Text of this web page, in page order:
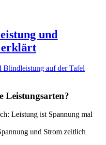
und
erklärt
Leistungsarten?
Leistung ist Spannung mal
und Strom zeitlich